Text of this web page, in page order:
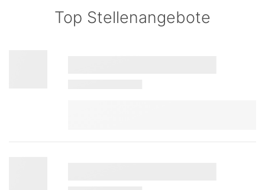
Top Stellenangebote